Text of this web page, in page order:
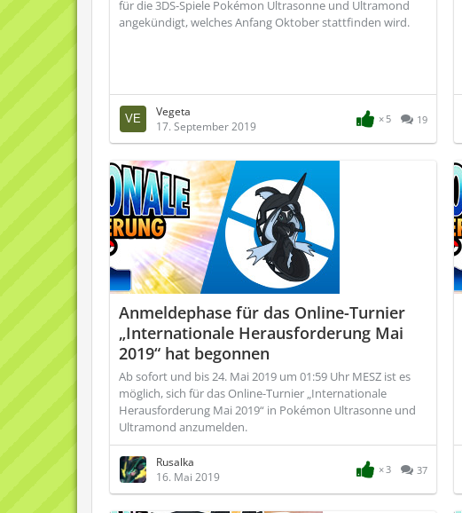
für die 3DS-Spiele Pokémon Ultrasonne und Ultramond
angekündigt, welches Anfang Oktober stattfinden wird.
Vegeta
17. September 2019
5 19
Anmeldephase für das Online-Turnier
„Internationale Herausforderung Mai
2019“ hat begonnen
Ab sofort und bis 24. Mai 2019 um 01:59 Uhr MESZ ist es
möglich, sich für das Online-Turnier „Internationale
Herausforderung Mai 2019“ in Pokémon Ultrasonne und
Ultramond anzumelden.
Rusalka
16. Mai 2019
3 37